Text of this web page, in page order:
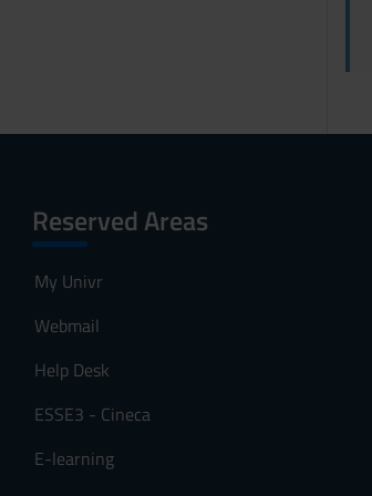
Reserved Areas
My Univr
Webmail
Help Desk
ESSE3 - Cineca
E-learning